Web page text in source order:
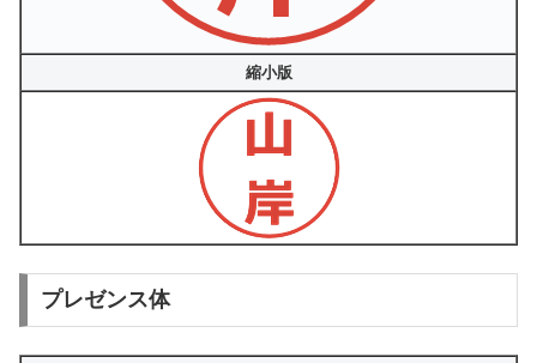
縮小版
プレゼンス体